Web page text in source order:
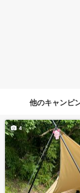
他のキャンピ
4